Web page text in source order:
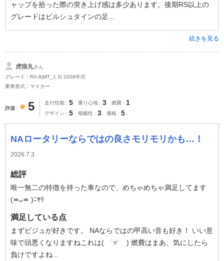
ャップを拾った際の突き上げ感は多少あります。後期RS以上の
グレードはビルシュタインの足...
続きを見る
虎狼丸さん
グレード：RX-8(MT_1.3) 2008年式
乗車形式：マイカー
評価 5 走行性能 5 乗り心地 3 燃費 1
デザイン 5 積載性 3 価格 5
NAロータリーならではの良さモリモリかも…！
2026.7.3
総評
唯一無二の特徴を持った車なので、めちゃめちゃ満足してます
(≖ᴗ≖ )ﾆﾔﾘ
満足している点
まずビジュが好きです。 NAならではの甲高い音も好き！ いい意
味で頭悪くなりますねこれは( ˙▿˙ ) 燃費はまあ、気にしたら
負けですよね...